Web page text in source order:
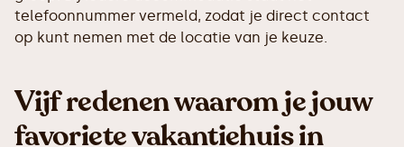
telefoonnummer vermeld, zodat je direct contact
op kunt nemen met de locatie van je keuze.
Vijf redenen waarom je jouw
favoriete vakantiehuis in